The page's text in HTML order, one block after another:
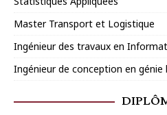
Master Transport et Logistique
Ingénieur des travaux en
Ingénieur de conception en génie